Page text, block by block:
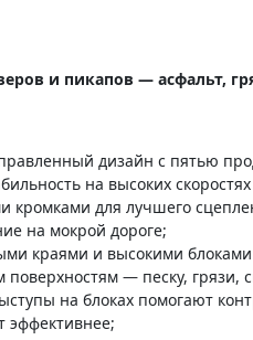
и пикапов — асфальт,
дизайн с пятью
на высоких
для лучшего
на мокрой дороге;
краями и высокими
— песку, грязи,
на блоках помогают
эффективнее;